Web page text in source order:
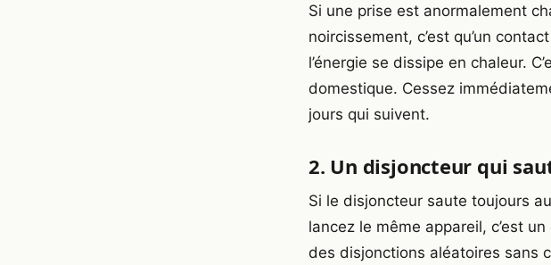
Si une prise est anormalement
noircissement, c’est qu’un
l’énergie se dissipe en chaleur.
domestique. Cessez
jours qui suivent.
2. Un disjoncteur qui
Si le disjoncteur saute toujours
lancez le même appareil, c’est
des disjonctions aléatoires sans